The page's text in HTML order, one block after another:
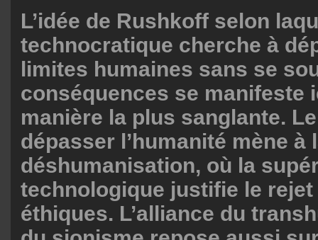
L’idée de Rushkoff selon
technocratique cherche à
limites humaines sans se
conséquences se manifeste
manière la plus sanglante.
dépasser l’humanité mène à
déshumanisation, où la
technologique justifie le
éthiques. L’alliance du